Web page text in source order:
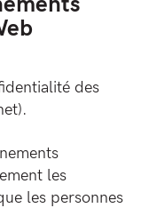
des
les
les personnes